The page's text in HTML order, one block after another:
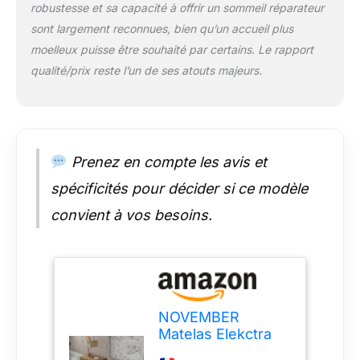
dérangements)
RESPIRABILITÉ et
SOUTIEN
L’air entre
chaque ressort ensaché
offre une ventilation
alvéolée ventilée de
haute densité 35kg/m3
permet un soutien bien
équilibré entre
DOUX
Effet «
comme dans un nuage
» Cela grâce au 5cm de
mémoire de forme
robustesse et sa capacité à offrir un sommeil réparateur
sont largement reconnues, bien qu’un accueil plus
moelleux puisse être souhaité par certains. Le rapport
qualité/prix reste l’un de ses atouts majeurs.
Prenez en compte les avis et
spécificités pour décider si ce modèle
convient à vos besoins.
NOVEMBER
Matelas Elekctra